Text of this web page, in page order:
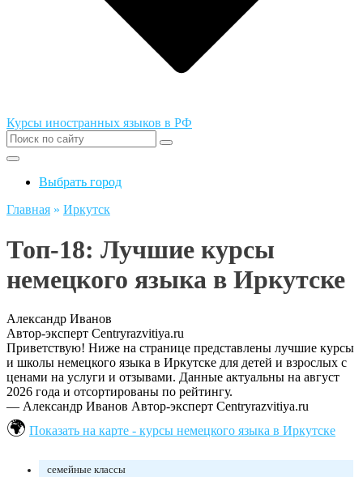
Курсы иностранных языков в РФ
Выбрать город
Главная » Иркутск
Топ-18: Лучшие курсы
немецкого языка в Иркутске
Александр Иванов
Автор-эксперт Centryrazvitiya.ru
Приветствую! Ниже на странице представлены лучшие курсы
и школы немецкого языка в Иркутске для детей и взрослых с
ценами на услуги и отзывами. Данные актуальны на август
2026 года и отсортированы по рейтингу.
— Александр Иванов Автор-эксперт Centryrazvitiya.ru
Показать на карте - курсы немецкого языка в Иркутске
семейные классы